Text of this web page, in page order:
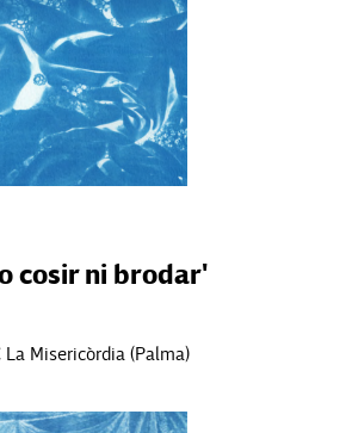
cosir ni brodar'
La Misericòrdia (Palma)